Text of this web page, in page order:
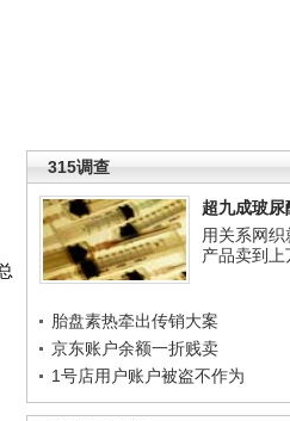
315调查
超九成玻
用关系网
产品卖到上
胎盘素热牵出传销大案
京东账户余额一折贱卖
1号店用户账户被盗不作为